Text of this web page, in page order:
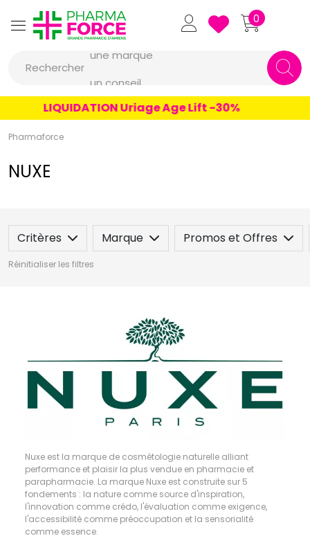
Pharmaforce Grande Pharmacie
0
Rechercher
une marque
un produit
une marque
LIQUIDATION Uriage Age Lift -30%
Pharmaforce
NUXE
Critères Marque Promos et Offres
Réinitialiser les filtres
Nuxe est la marque de cosmétologie naturelle alliant
performance et plaisir la plus vendue en pharmacie et
parapharmacie. La marque Nuxe est construite sur 5
fondements : la nature comme source d'inspiration,
l'innovation comme crédo, l'évaluation comme exigence,
l'accessibilité comme préoccupation et la sensorialité
comme essence.